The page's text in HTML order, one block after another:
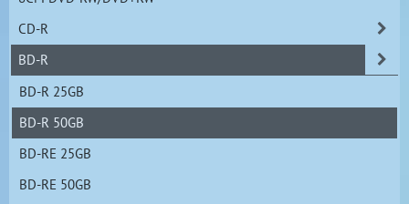
CD-R
BD-R
BD-R 25GB
BD-R 50GB
BD-RE 25GB
BD-RE 50GB